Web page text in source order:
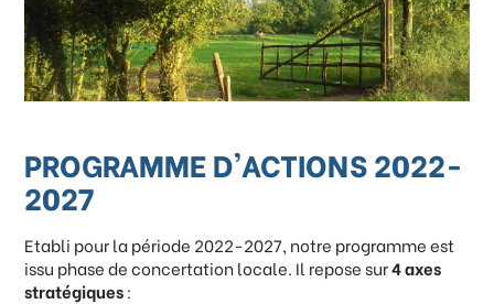
PROGRAMME D'ACTIONS 2022-
2027
Etabli pour la période 2022-2027, notre programme est
issu phase de concertation locale. Il repose sur4 axes
stratégiques: